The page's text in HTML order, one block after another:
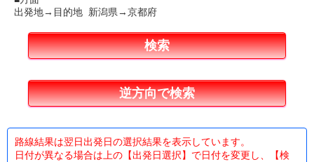
出発地→目的地 新潟県→京都府
路線結果は翌日出発日の選択結果を表示しています。
日付が異なる場合は上の【出発日選択】で日付を変更し、【検